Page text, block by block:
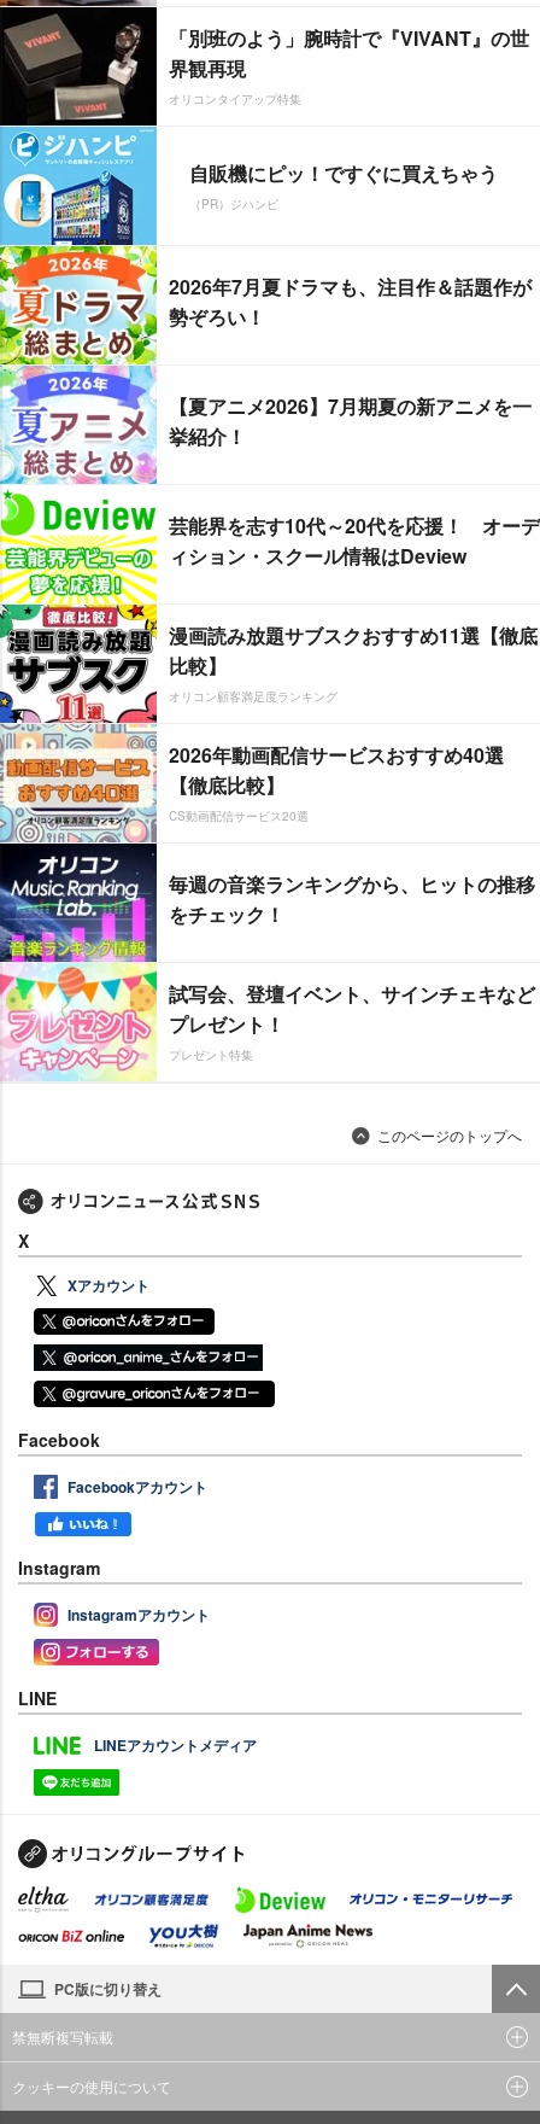
「別班のよう」腕時計で『VIVANT』の世
界観再現
オリコンタイアップ特集
自販機にピッ！ですぐに買えちゃう
（PR）ジハンピ
2026年7月夏ドラマも、注目作＆話題作が
勢ぞろい！
【夏アニメ2026】7月期夏の新アニメを一
挙紹介！
芸能界を志す10代～20代を応援！ オーデ
ィション・スクール情報はDeview
漫画読み放題サブスクおすすめ11選【徹底
比較】
オリコン顧客満足度ランキング
2026年動画配信サービスおすすめ40選
【徹底比較】
CS動画配信サービス20選
毎週の音楽ランキングから、ヒットの推移
をチェック！
試写会、登壇イベント、サインチェキなど
プレゼント！
プレゼント特集
このページのトップへ
X
Xアカウント
Facebook
Facebookアカウント
Instagram
Instagramアカウント
LINE
LINEアカウントメディア
PC版に切り替え
禁無断複写転載
クッキーの使用について